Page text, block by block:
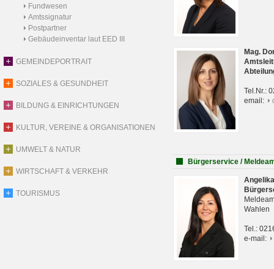
Fundwesen
Amtssignatur
Postpartner
Gebäudeinventar laut EED III
GEMEINDEPORTRAIT
SOZIALES & GESUNDHEIT
BILDUNG & EINRICHTUNGEN
KULTUR, VEREINE & ORGANISATIONEN
UMWELT & NATUR
WIRTSCHAFT & VERKEHR
TOURISMUS
Mag.
Tel.Nr.:
email:
Bürgerservice /
Wahlen
Tel.:
e-mail: